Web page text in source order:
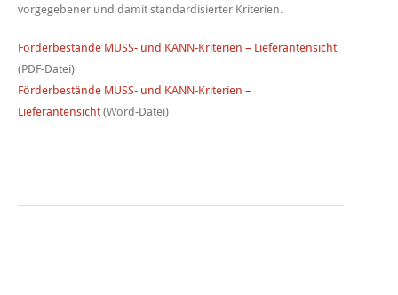
vorgegebener und damit standardisierter Kriterien.
Förderbestände MUSS- und KANN-Kriterien – Lieferantensicht
(PDF-Datei)
Förderbestände MUSS- und KANN-Kriterien –
Lieferantensicht (Word-Datei)